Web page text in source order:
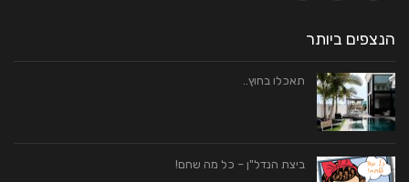
הנצפים ביותר
תאכלו בחוץ..
ביצת הנדל"ן – כל מה שחם!